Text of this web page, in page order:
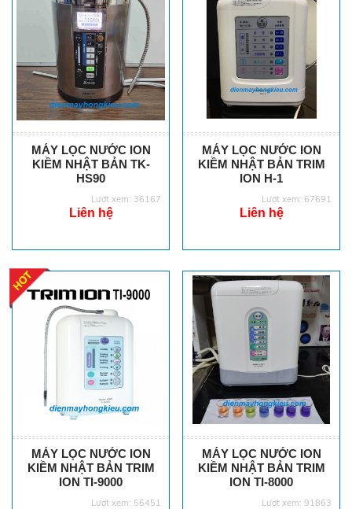
MÁY LỌC NƯỚC ION
KIỀM NHẬT BẢN TK-
HS90
Lượt xem: 36167
Liên hệ
MÁY LỌC NƯỚC ION
KIỀM NHẬT BẢN TRIM
ION H-1
Lượt xem: 67691
Liên hệ
MÁY LỌC NƯỚC ION
KIỀM NHẬT BẢN TRIM
ION TI-9000
Lượt xem: 56451
MÁY LỌC NƯỚC ION
KIỀM NHẬT BẢN TRIM
ION TI-8000
Lượt xem: 91863